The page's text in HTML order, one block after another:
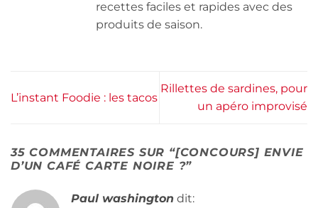
recettes faciles et rapides avec des
produits de saison.
L’instant Foodie : les tacos
Rillettes de sardines, pour
un apéro improvisé
35 COMMENTAIRES SUR “[CONCOURS] ENVIE
D’UN CAFÉ CARTE NOIRE ?”
Paul washington dit: